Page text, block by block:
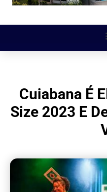
Cuiabana É
Size 2023 E